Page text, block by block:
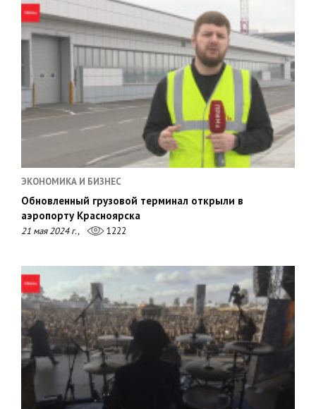
ЭКОНОМИКА И БИЗНЕС
Обновленный грузовой терминал открыли в
аэропорту Красноярска
21 мая 2024 г., 1222